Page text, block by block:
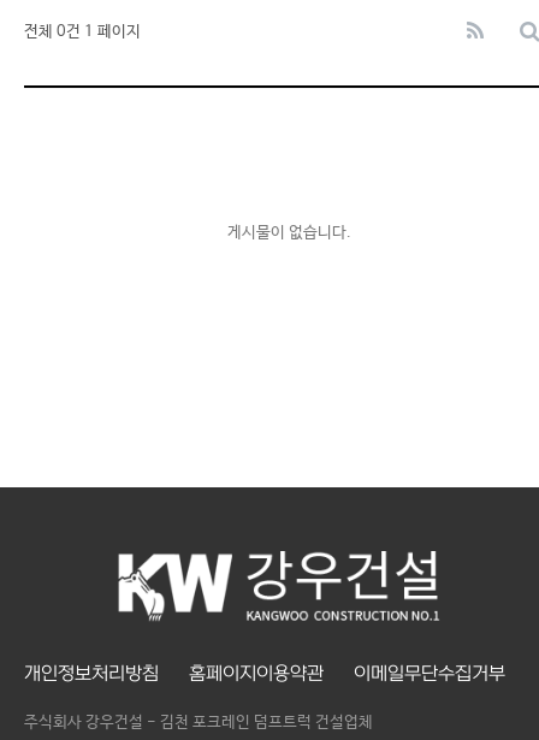
전체 0건 1 페이지
게시물이 없습니다.
개인정보처리방침 홈페이지이용약관 이메일무단수집거부
주식회사 강우건설 - 김천 포크레인 덤프트럭 건설업체